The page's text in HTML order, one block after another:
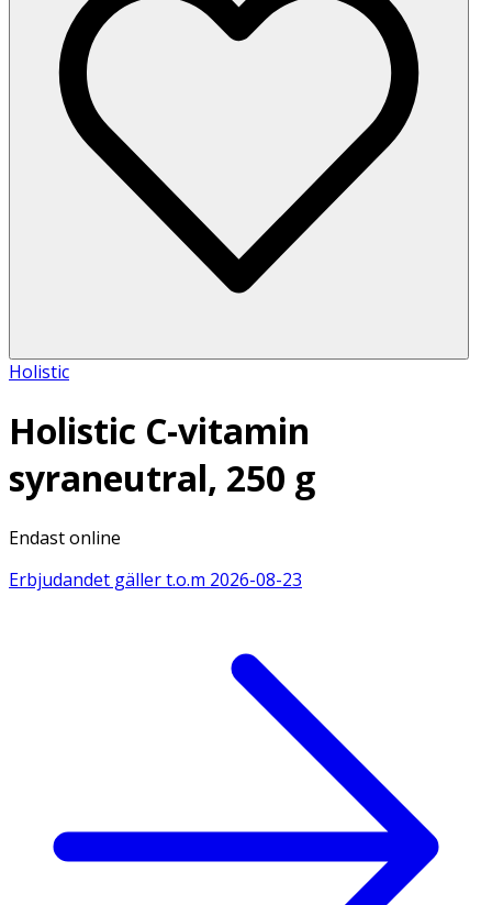
Holistic
Holistic C-vitamin
syraneutral, 250 g
Endast online
Erbjudandet gäller t.o.m 2026-08-23